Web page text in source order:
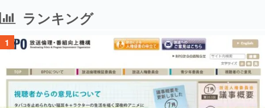
ランキング
1